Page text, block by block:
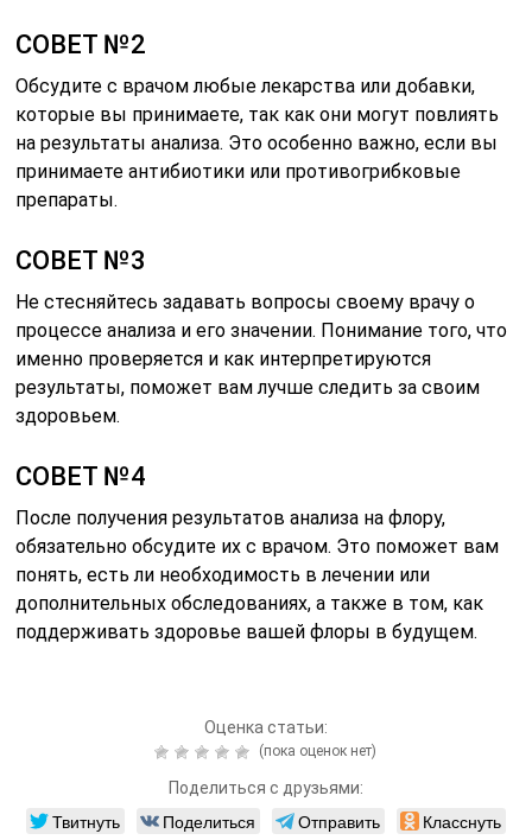
СОВЕТ №2
Обсудите с врачом любые лекарства или добавки,
которые вы принимаете, так как они могут повлиять
на результаты анализа. Это особенно важно, если вы
принимаете антибиотики или противогрибковые
препараты.
СОВЕТ №3
Не стесняйтесь задавать вопросы своему врачу о
процессе анализа и его значении. Понимание того, что
именно проверяется и как интерпретируются
результаты, поможет вам лучше следить за своим
здоровьем.
СОВЕТ №4
После получения результатов анализа на флору,
обязательно обсудите их с врачом. Это поможет вам
понять, есть ли необходимость в лечении или
дополнительных обследованиях, а также в том, как
поддерживать здоровье вашей флоры в будущем.
Оценка статьи:
(пока оценок нет)
Поделиться с друзьями:
Твитнуть Поделиться Отправить Класснуть